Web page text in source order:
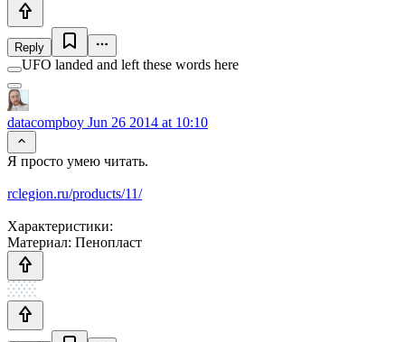
Reply
UFO landed and left these words here
datacompboy Jun 26 2014 at 10:10
Я просто умею читать.
rclegion.ru/products/11/
Характеристики:
Материал: Пенопласт